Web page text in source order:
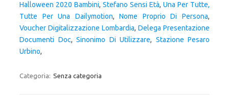
Halloween 2020 Bambini, Stefano Sensi Età, Una Per Tutte,
Tutte Per Una Dailymotion,Nome Proprio Di Persona,
Voucher Digitalizzazione Lombardia, Delega Presentazione
Documenti Doc, Sinonimo Di Utilizzare, Stazione Pesaro
Urbino,
Categoria: Senza categoria